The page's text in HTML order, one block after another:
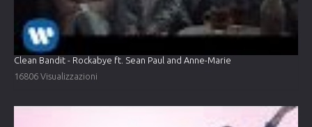
Clean Bandit - Rockabye ft. Sean Paul and Anne-Marie
16806 Visualizzazioni